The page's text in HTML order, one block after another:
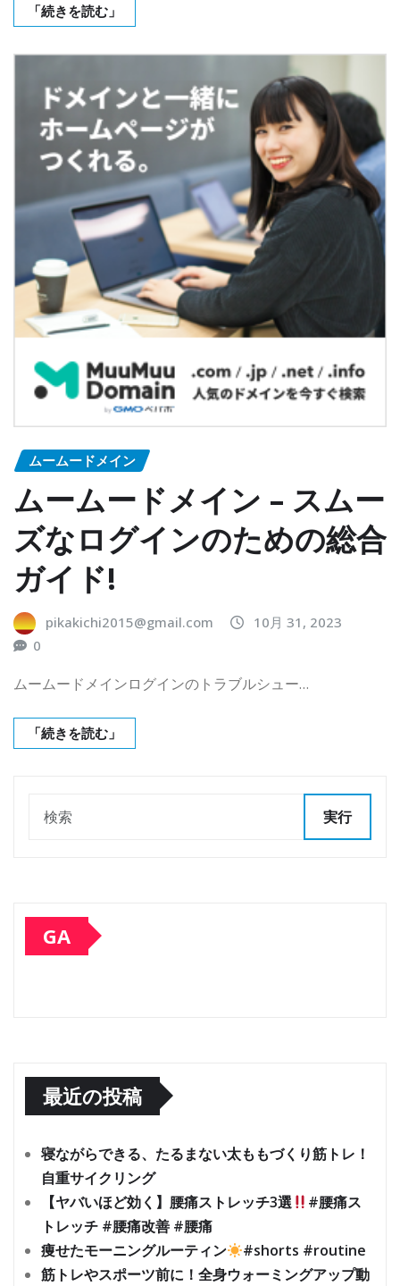
「続きを読む」
ムームードメイン
ムームードメイン – スムー
ズなログインのための総合
ガイド!
pikakichi2015@gmail.com
10月 31, 2023
0
ムームードメインログインのトラブルシュー…
「続きを読む」
実行
GA
最近の投稿
寝ながらできる、たるまない太ももづくり筋トレ！
自重サイクリング
【ヤバいほど効く】腰痛ストレッチ3選
#腰痛ス
トレッチ #腰痛改善 #腰痛
痩せたモーニングルーティン
#shorts #routine
筋トレやスポーツ前に！全身ウォーミングアップ動